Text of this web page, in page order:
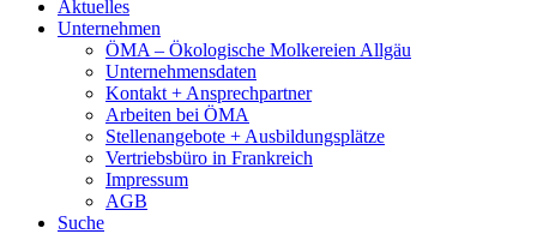
Aktuelles
Unternehmen
ÖMA – Ökologische Molkereien Allgäu
Unternehmensdaten
Kontakt + Ansprechpartner
Arbeiten bei ÖMA
Stellenangebote + Ausbildungsplätze
Vertriebsbüro in Frankreich
Impressum
AGB
Suche